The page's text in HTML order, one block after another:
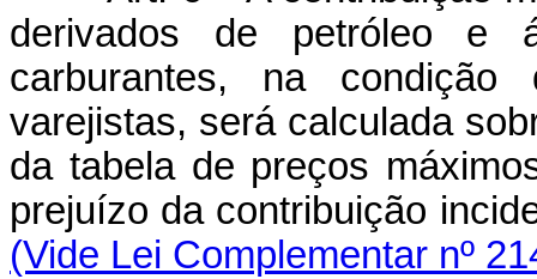
derivados de petróleo e
carburantes, na condição
varejistas, será calculada
da tabela de preços
prejuízo da contribuição
(Vide Lei Complementar nº